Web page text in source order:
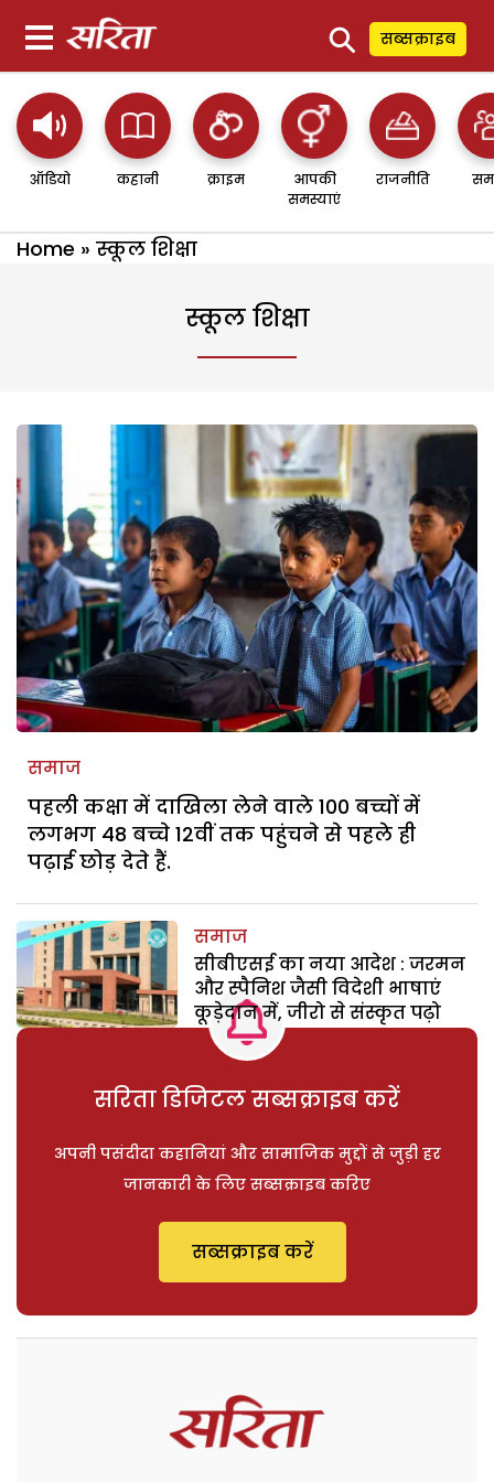
⚲ सब्सक्राइब
ऑडियो कहानी क्राइम
आपकी
समस्याएं
राजनीति
Home » स्कूल शिक्षा
स्कूल शिक्षा
समाज
पहली कक्षा में दाखिला लेने वाले 100 बच्चों में
लगभग 48 बच्चे 12वीं तक पहुंचने से पहले ही
पढ़ाई छोड़ देते हैं.
समाज
सीबीएसई का नया आदेश : जरमन
और स्पैनिश जैसी विदेशी भाषाएं
कूड़ेदान में, जीरो से संस्कृत पढ़ो
सरिता डिजिटल सब्सक्राइब करें
अपनी पसंदीदा कहानियां और सामाजिक मुद्दों से जुड़ी हर
जानकारी के लिए सब्सक्राइब करिए
सब्सक्राइब करें